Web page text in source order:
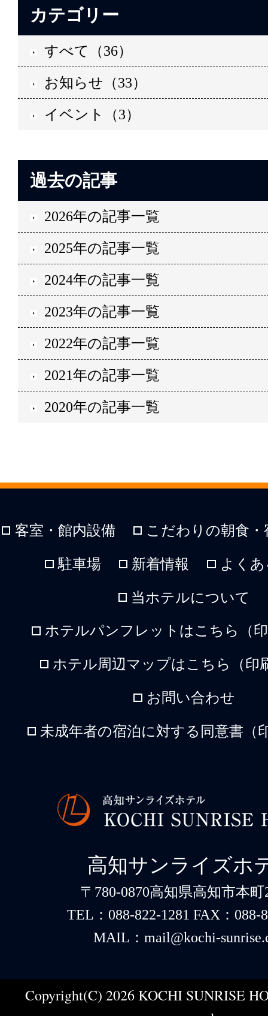
カテゴリー
すべて（36）
お知らせ（33）
イベント（3）
過去の記事
2026年の記事一覧
2025年の記事一覧
2024年の記事一覧
2023年の記事一覧
2022年の記事一覧
2021年の記事一覧
2020年の記事一覧
客室・館内設備 こだわりの朝食
駐車場 新着情報 よく
当ホテルについて
ホテルパンフレットはこちら（
ホテル周辺マップはこちら（印
お問い合わせ
未成年者の宿泊に対する同意書（
高知サンライズホ
〒780-0870高知県高知市本町
TEL：088-822-1281 FAX：088-
MAIL：mail@kochi-
Copyright(C) 2026 KOCHI SUNRISE